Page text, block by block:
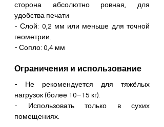
сторона абсолютно ровная, для
удобства печати
- Слой: 0,2 мм или меньше для точной
геометрии.
- Сопло: 0,4 мм
Ограничения и использование
- Не рекомендуется для тяжёлых
нагрузок (более 10–15 кг).
- Использовать только в сухих
помещениях.